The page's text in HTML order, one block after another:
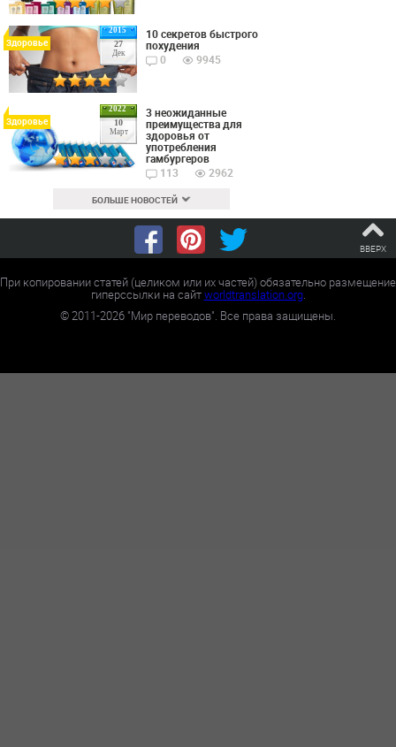
2015
27
Дек
Здоровье
10 секретов быстрого
похудения
0
9945
2022
10
Март
Здоровье
3 неожиданные
преимущества для
здоровья от
употребления
гамбургеров
113
2962
БОЛЬШЕ НОВОСТЕЙ
ВВЕРХ
При копировании статей (целиком или их частей) обязательно размещение
гиперссылки на сайтworldtranslation.org.
©2011-2026 "Мир переводов". Все права защищены.